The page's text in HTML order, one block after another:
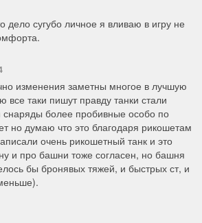
дело сугубо личное я вливаю в игру не
изменения заметны многое в лучшую
все таки пишут правду танки стали
снаряды более пробивные особо по
но думаю что это благодаря рикошетам
очень рикошетный танк и это
и про башни тоже согласен, но башня
бы бронявых тяжей, и быстрых ст, и